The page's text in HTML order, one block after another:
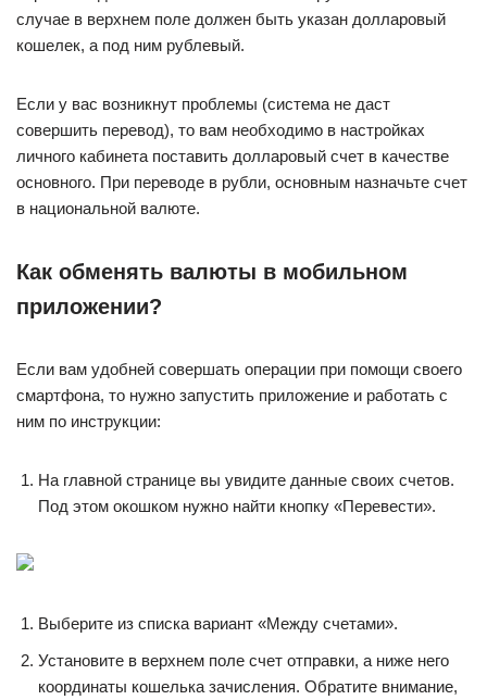
случае в верхнем поле должен быть указан долларовый
кошелек, а под ним рублевый.
Если у вас возникнут проблемы (система не даст
совершить перевод), то вам необходимо в настройках
личного кабинета поставить долларовый счет в качестве
основного. При переводе в рубли, основным назначьте счет
в национальной валюте.
Как обменять валюты в мобильном
приложении?
Если вам удобней совершать операции при помощи своего
смартфона, то нужно запустить приложение и работать с
ним по инструкции:
На главной странице вы увидите данные своих счетов.
Под этом окошком нужно найти кнопку «Перевести».
Выберите из списка вариант «Между счетами».
Установите в верхнем поле счет отправки, а ниже него
координаты кошелька зачисления. Обратите внимание,